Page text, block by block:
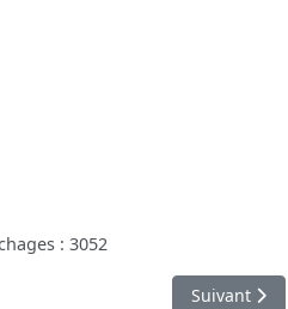
: 3052
Article
Suivant